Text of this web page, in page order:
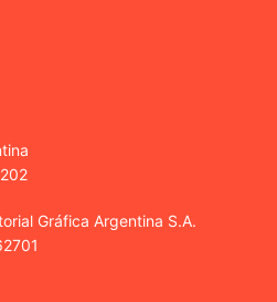
Gráfica Argentina S.A.